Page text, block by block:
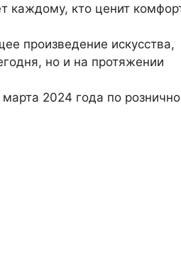
каждому, кто ценит
произведение искусства,
но и на протяжении
2024 года по